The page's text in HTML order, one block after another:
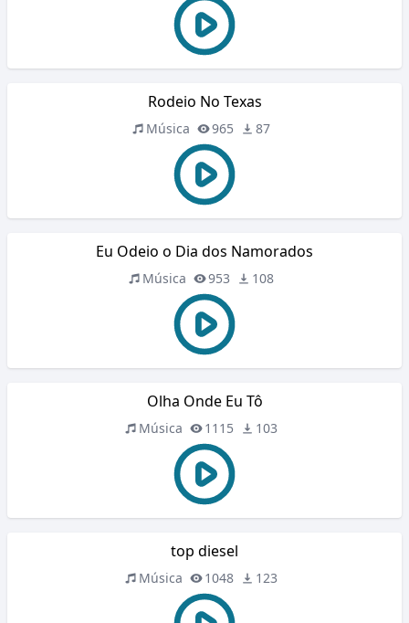
Rodeio No Texas
Música 965 87
Eu Odeio o Dia dos Namorados
Música 953 108
Olha Onde Eu Tô
Música 1115 103
top diesel
Música 1048 123